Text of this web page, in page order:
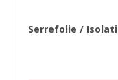
Serrefolie /